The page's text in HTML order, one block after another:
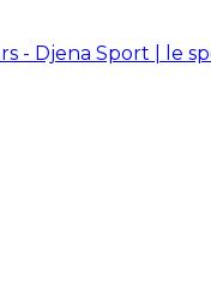
- Djena Sport | le